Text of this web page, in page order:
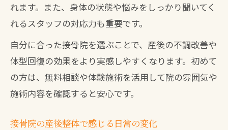
れます。また、身体の状態や悩みをしっかり聞いてく
れるスタッフの対応力も重要です。
自分に合った接骨院を選ぶことで、産後の不調改善や
体型回復の効果をより実感しやすくなります。初めて
の方は、無料相談や体験施術を活用して院の雰囲気や
施術内容を確認すると安心です。
接骨院の産後整体で感じる日常の変化